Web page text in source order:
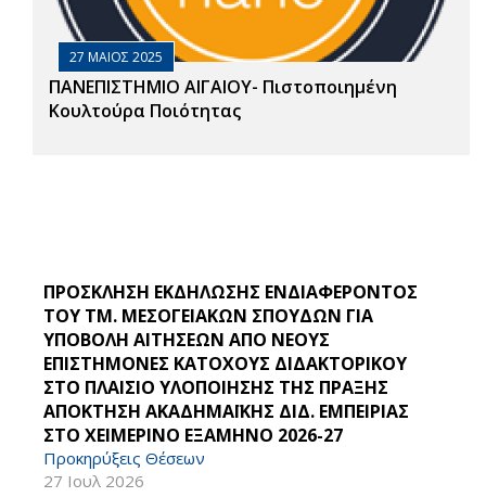
27 ΜΑΙΟΣ 2025
ΠΑΝΕΠΙΣΤΗΜΙΟ ΑΙΓΑΙΟΥ- Πιστοποιημένη
Κουλτούρα Ποιότητας
ΠΡΟΣΚΛΗΣΗ ΕΚΔΗΛΩΣΗΣ ΕΝΔΙΑΦΕΡΟΝΤΟΣ
ΤΟΥ ΤΜ. ΜΕΣΟΓΕΙΑΚΩΝ ΣΠΟΥΔΩΝ ΓΙΑ
ΥΠΟΒΟΛΗ ΑΙΤΗΣΕΩΝ ΑΠΟ ΝΕΟΥΣ
ΕΠΙΣΤΗΜΟΝΕΣ ΚΑΤΟΧΟΥΣ ΔΙΔΑΚΤΟΡΙΚΟΥ
ΣΤΟ ΠΛΑΙΣΙΟ ΥΛΟΠΟΙΗΣΗΣ ΤΗΣ ΠΡΑΞΗΣ
ΑΠΟΚΤΗΣΗ ΑΚΑΔΗΜΑΪΚΗΣ ΔΙΔ. ΕΜΠΕΙΡΙΑΣ
ΣΤΟ ΧΕΙΜΕΡΙΝΟ ΕΞΑΜΗΝΟ 2026-27
Προκηρύξεις Θέσεων
27 Ιουλ 2026